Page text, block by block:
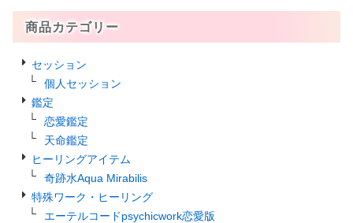
商品カテゴリー
セッション
個人セッション
鑑定
恋愛鑑定
天命鑑定
ヒーリングアイテム
奇跡水Aqua Mirabilis
特殊ワーク・ヒーリング
エーテルコードpsychicwork恋愛版